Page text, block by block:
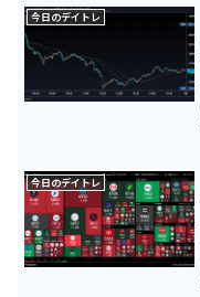
今日のデイトレ
今日のデイトレ